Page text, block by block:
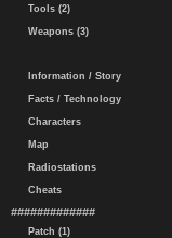
Tools (2)
Weapons (3)
Information / Story
Facts / Technology
Characters
Map
Radiostations
Cheats
#############
Patch (1)